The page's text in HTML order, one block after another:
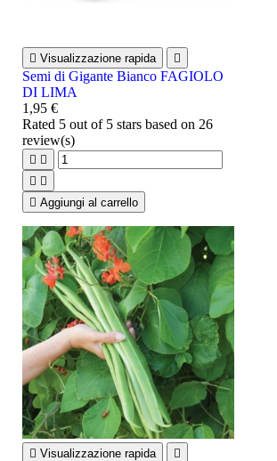
 Visualizzazione rapida 
Semi di Gigante Bianco FAGIOLO
DI LIMA
1,95 €
Rated 5out of 5 stars based on 26
review(s)
 
 
 Aggiungi al carrello
 Visualizzazione rapida 